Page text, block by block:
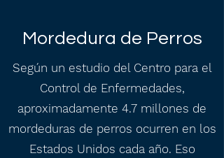
Mordedura de Perros
Según un estudio del Centro para el
Control de Enfermedades,
aproximadamente 4.7 millones de
mordeduras de perros ocurren en los
Estados Unidos cada año. Eso